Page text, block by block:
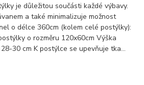
je důležitou součásti každé výbavy.
a také minimalizuje možnost
o délce 360cm (kolem celé postýlky):
o rozměru 120x60cm Výška
30 cm K postýlce se upevňuje tka...